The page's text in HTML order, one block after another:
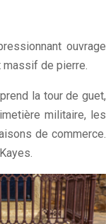
ouvrage
massif de pierre.
la tour de guet,
militaire, les
de commerce.